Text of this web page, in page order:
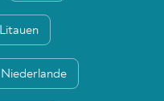
Litauen
Niederlande